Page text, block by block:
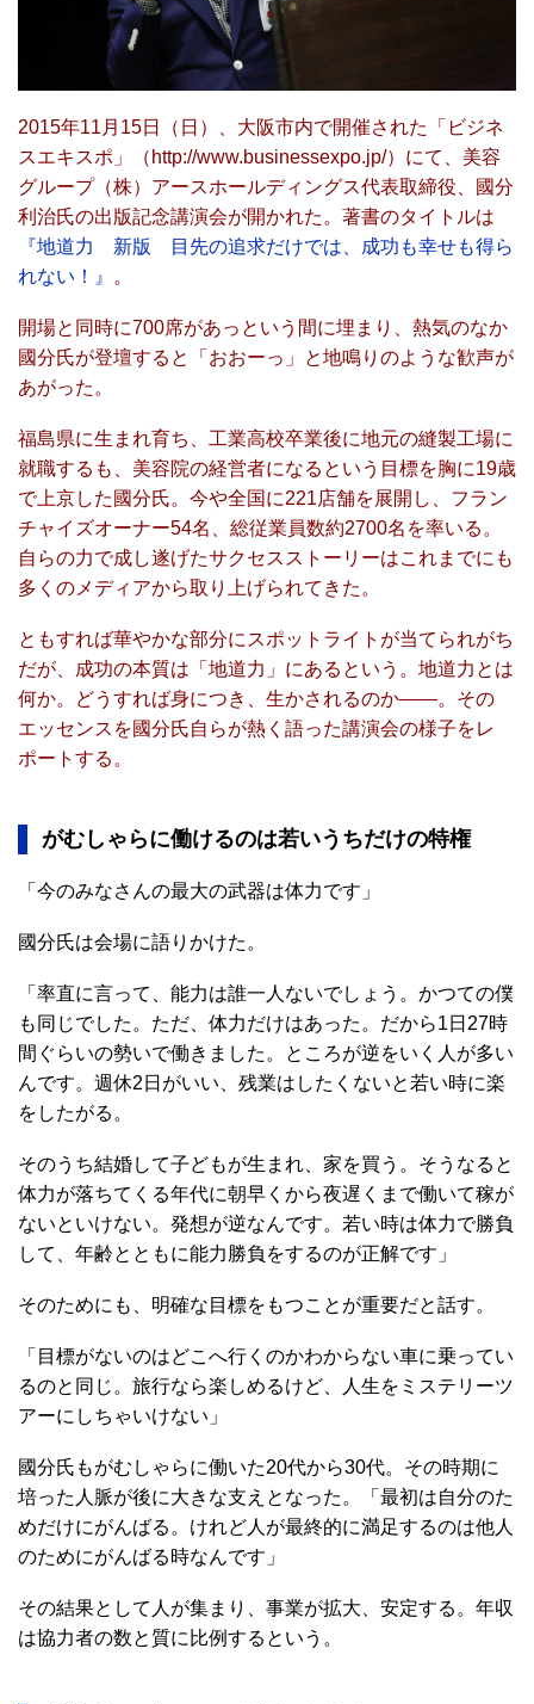
2015年11月15日（日）、大阪市内で開催された「ビジネ
スエキスポ」（ http://www.businessexpo.jp/）にて、美容
グループ（株）アースホールディングス代表取締役、國分
利治氏の出版記念講演会が開かれた。著書のタイトルは
『地道力 新版 目先の追求だけでは、成功も幸せも得ら
れない！』
。
開場と同時に700席があっという間に埋まり、熱気のなか
國分氏が登壇すると「おおーっ」と地鳴りのような歓声が
あがった。
福島県に生まれ育ち、工業高校卒業後に地元の縫製工場に
就職するも、美容院の経営者になるという目標を胸に19歳
で上京した國分氏。今や全国に221店舗を展開し、フラン
チャイズオーナー54名、総従業員数約2700名を率いる。
自らの力で成し遂げたサクセスストーリーはこれまでにも
多くのメディアから取り上げられてきた。
ともすれば華やかな部分にスポットライトが当てられがち
だが、成功の本質は「地道力」にあるという。地道力とは
何か。どうすれば身につき、生かされるのか——。その
エッセンスを國分氏自らが熱く語った講演会の様子をレ
ポートする。
がむしゃらに働けるのは若いうちだけの特権
「今のみなさんの最大の武器は体力です」
國分氏は会場に語りかけた。
「率直に言って、能力は誰一人ないでしょう。かつての僕
も同じでした。ただ、体力だけはあった。だから1日27時
間ぐらいの勢いで働きました。ところが逆をいく人が多い
んです。週休2日がいい、残業はしたくないと若い時に楽
をしたがる。
そのうち結婚して子どもが生まれ、家を買う。そうなると
体力が落ちてくる年代に朝早くから夜遅くまで働いて稼が
ないといけない。発想が逆なんです。若い時は体力で勝負
して、年齢とともに能力勝負をするのが正解です」
そのためにも、明確な目標をもつことが重要だと話す。
「目標がないのはどこへ行くのかわからない車に乗ってい
るのと同じ。旅行なら楽しめるけど、人生をミステリーツ
アーにしちゃいけない」
國分氏もがむしゃらに働いた20代から30代。その時期に
培った人脈が後に大きな支えとなった。「最初は自分のた
めだけにがんばる。けれど人が最終的に満足するのは他人
のためにがんばる時なんです」
その結果として人が集まり、事業が拡大、安定する。年収
は協力者の数と質に比例するという。